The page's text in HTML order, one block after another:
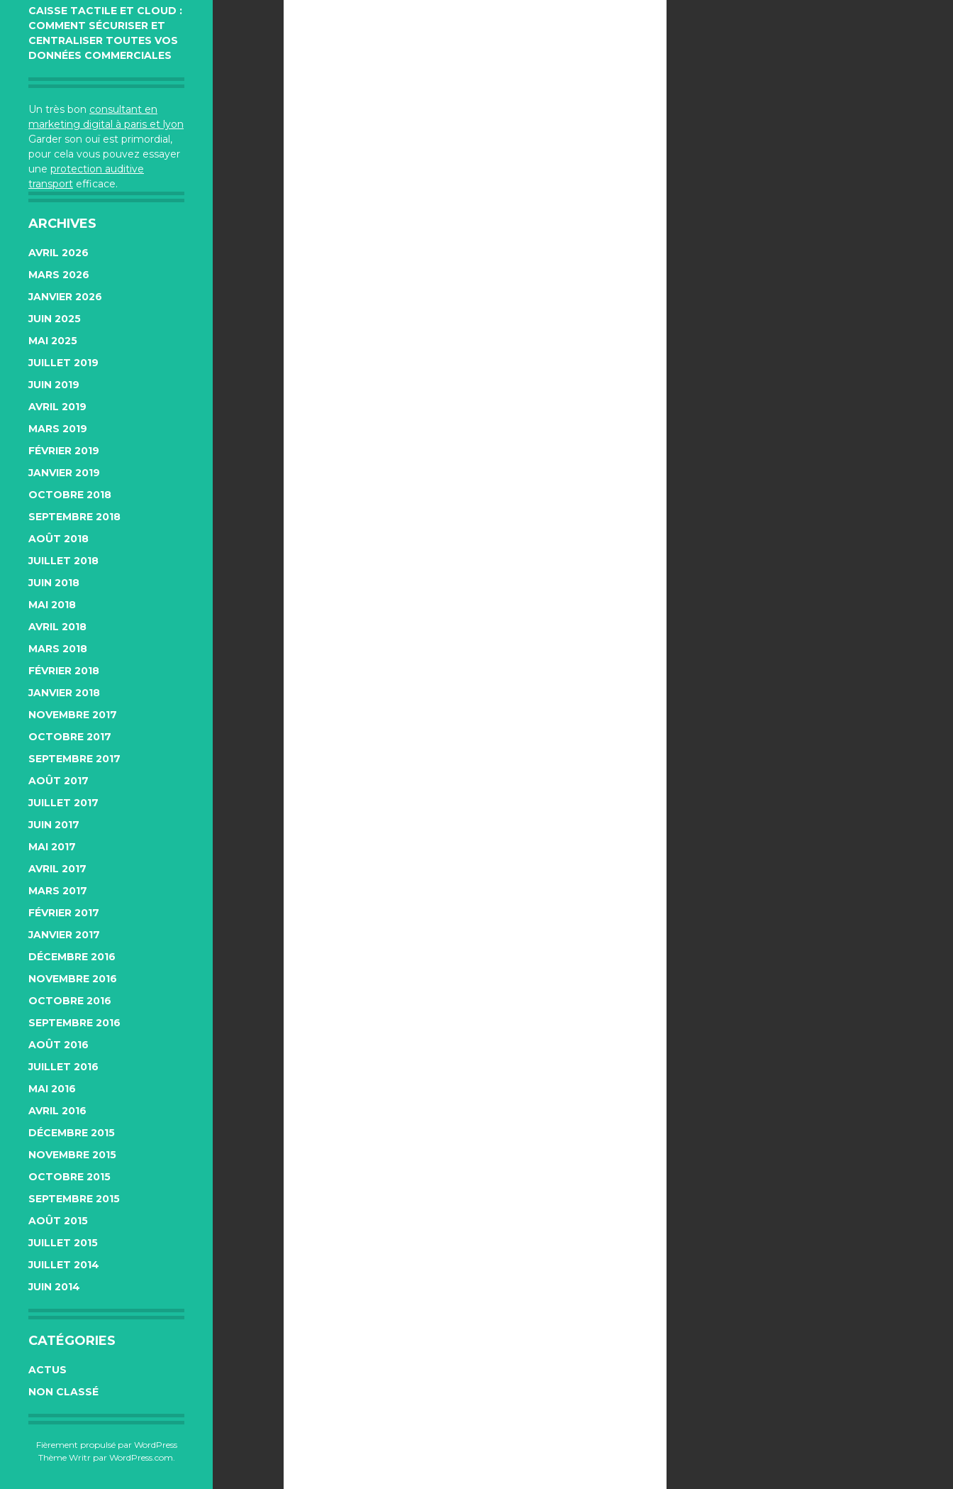
CAISSE TACTILE ET CLOUD :
COMMENT SÉCURISER ET
CENTRALISER TOUTES VOS
DONNÉES COMMERCIALES
Un très bon consultant en
marketing digital à paris et lyon
Garder son ouï est primordial,
pour cela vous pouvez essayer
une protection auditive
transport efficace.
ARCHIVES
AVRIL 2026
MARS 2026
JANVIER 2026
JUIN 2025
MAI 2025
JUILLET 2019
JUIN 2019
AVRIL 2019
MARS 2019
FÉVRIER 2019
JANVIER 2019
OCTOBRE 2018
SEPTEMBRE 2018
AOÛT 2018
JUILLET 2018
JUIN 2018
MAI 2018
AVRIL 2018
MARS 2018
FÉVRIER 2018
JANVIER 2018
NOVEMBRE 2017
OCTOBRE 2017
SEPTEMBRE 2017
AOÛT 2017
JUILLET 2017
JUIN 2017
MAI 2017
AVRIL 2017
MARS 2017
FÉVRIER 2017
JANVIER 2017
DÉCEMBRE 2016
NOVEMBRE 2016
OCTOBRE 2016
SEPTEMBRE 2016
AOÛT 2016
JUILLET 2016
MAI 2016
AVRIL 2016
DÉCEMBRE 2015
NOVEMBRE 2015
OCTOBRE 2015
SEPTEMBRE 2015
AOÛT 2015
JUILLET 2015
JUILLET 2014
JUIN 2014
CATÉGORIES
ACTUS
NON CLASSÉ
Fièrement propulsé par WordPress
Thème Writr par WordPress.com.